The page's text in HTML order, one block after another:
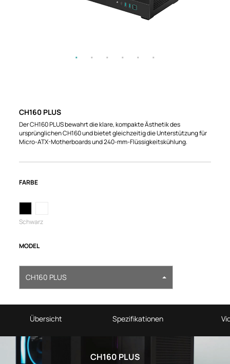
CH160 PLUS
Der CH160 PLUS bewahrt die klare, kompakte Ästhetik des
ursprünglichen CH160 und bietet gleichzeitig die Unterstützung für
Micro-ATX-Motherboards und 240-mm-Flüssigkeitskühlung.
FARBE
Schwarz
MODEL
CH160 PLUS
Übersicht Spezifikationen
CH160 PLUS